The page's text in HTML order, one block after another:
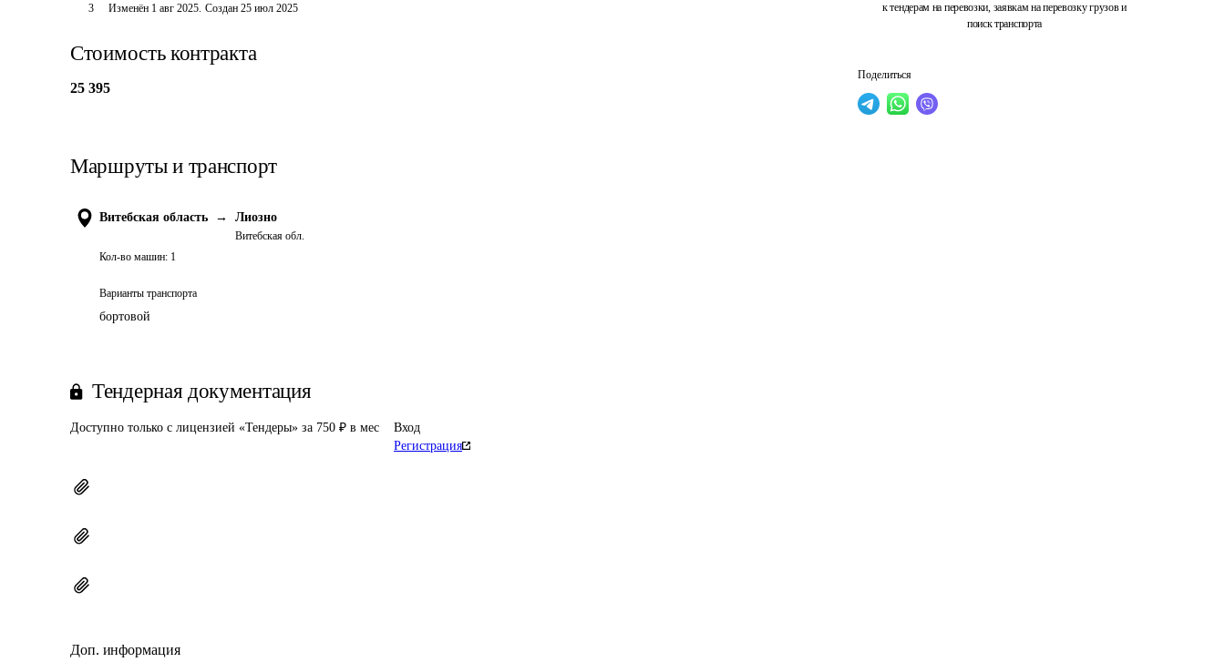
к тендерам на перевозки, заявкам на перевозку грузов и
поиск транспорта
Поделиться
3 Изменён 1 авг 2025. Создан 25 июл 2025
Стоимость контракта
25 395
Маршруты и транспорт
Витебская область → Лиозно
Витебская обл.
Кол-во машин: 1
Варианты транспорта
бортовой
Тендерная документация
Доступно только с лицензией «Тендеры» за 750 ₽ в мес
Вход
Регистрация
Доп. информация